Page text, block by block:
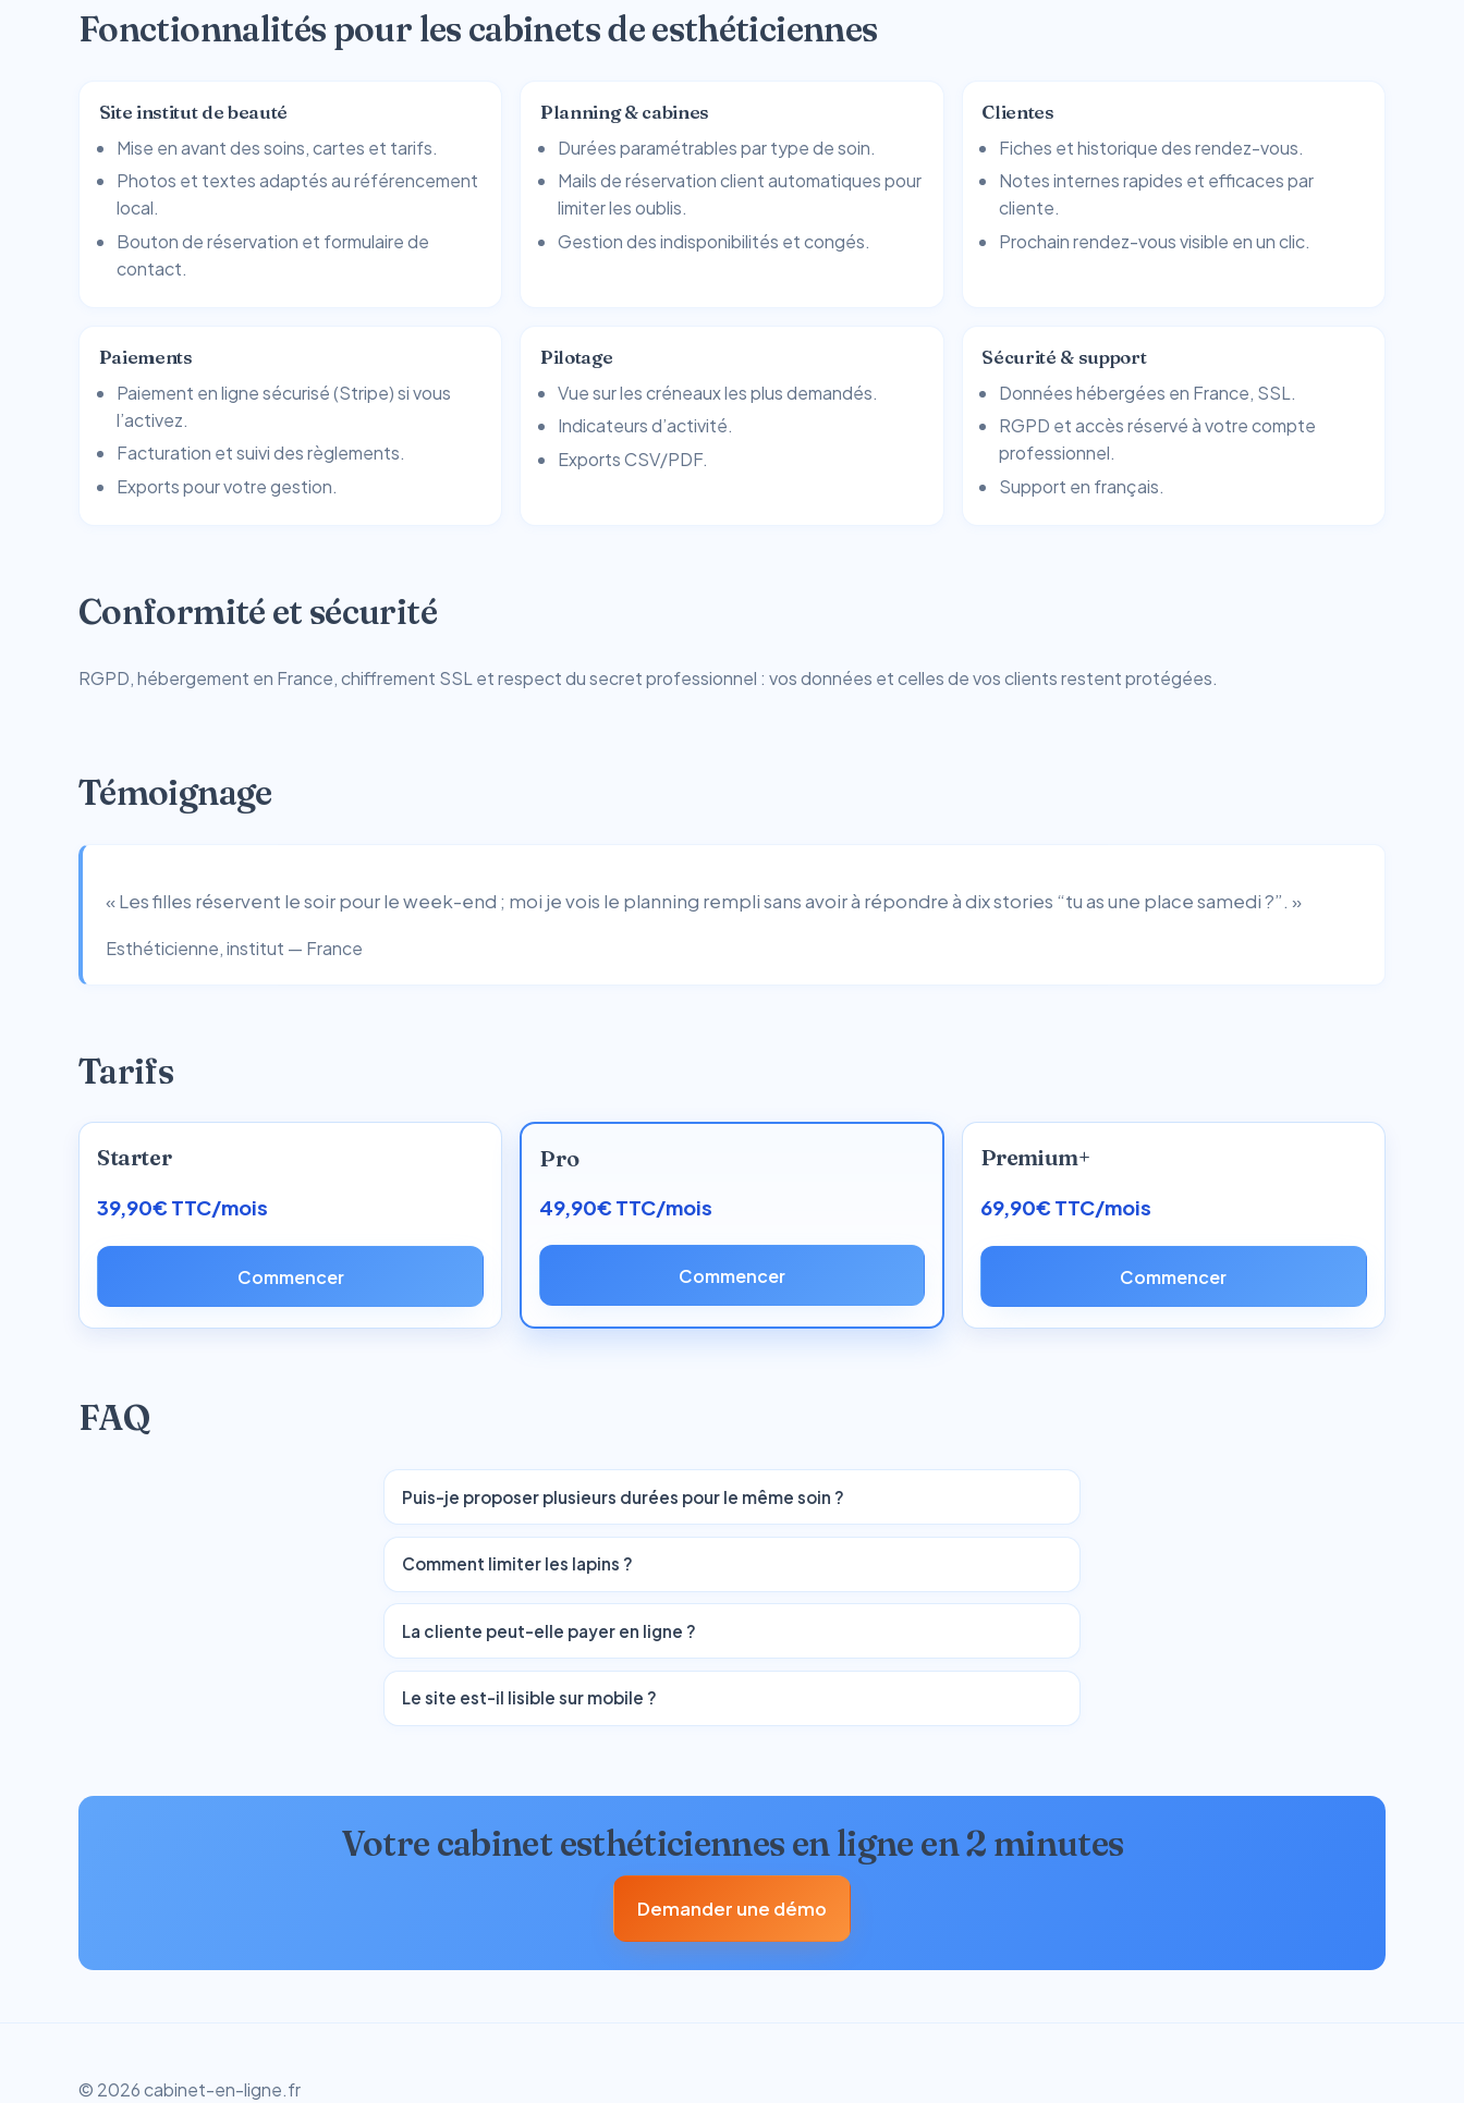
Fonctionnalités pour les cabinets de esthéticiennes
Site institut de beauté
Mise en avant des soins, cartes et tarifs.
Photos et textes adaptés au référencement
local.
Bouton de réservation et formulaire de
contact.
Planning & cabines
Durées paramétrables par type de soin.
Mails de réservation client automatiques pour
limiter les oublis.
Gestion des indisponibilités et congés.
Clientes
Fiches et historique des rendez-vous.
Notes internes rapides et efficaces par
cliente.
Prochain rendez-vous visible en un clic.
Paiements
Paiement en ligne sécurisé (Stripe) si vous
l’activez.
Facturation et suivi des règlements.
Exports pour votre gestion.
Pilotage
Vue sur les créneaux les plus demandés.
Indicateurs d’activité.
Exports CSV/PDF.
Sécurité & support
Données hébergées en France, SSL.
RGPD et accès réservé à votre compte
professionnel.
Support en français.
Conformité et sécurité
RGPD, hébergement en France, chiffrement SSL et respect du secret professionnel : vos données et celles de vos clients restent protégées.
Témoignage
« Les filles réservent le soir pour le week-end ; moi je vois le planning rempli sans avoir à répondre à dix stories “tu as une place samedi ?”. »
Esthéticienne, institut — France
Tarifs
Starter
39,90€ TTC/mois
Commencer
Pro
49,90€ TTC/mois
Commencer
Premium+
69,90€ TTC/mois
Commencer
FAQ
Puis-je proposer plusieurs durées pour le même soin ?
Comment limiter les lapins ?
La cliente peut-elle payer en ligne ?
Le site est-il lisible sur mobile ?
Votre cabinet esthéticiennes en ligne en 2 minutes
Demander une démo
© 2026 cabinet-en-ligne.fr